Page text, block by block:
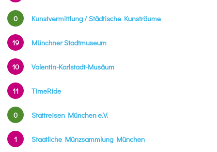
0 Kunstvermittlung / Städtische Kunsträume
19 Münchner Stadtmuseum
10 Valentin-Karlstadt-Musäum
11 TimeRide
0 Stattreisen München e.V.
1 Staatliche Münzsammlung München